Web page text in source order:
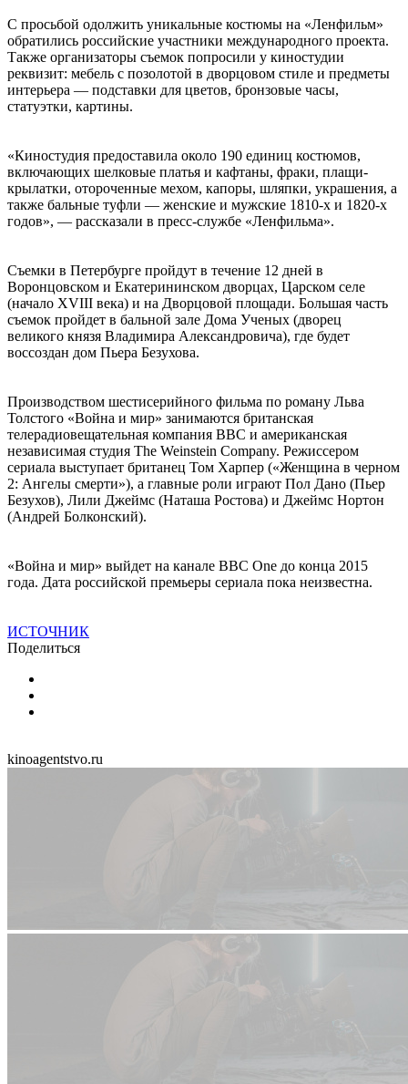
С просьбой одолжить уникальные костюмы на «Ленфильм»
обратились российские участники международного проекта.
Также организаторы съемок попросили у киностудии
реквизит: мебель с позолотой в дворцовом стиле и предметы
интерьера — подставки для цветов, бронзовые часы,
статуэтки, картины.
«Киностудия предоставила около 190 единиц костюмов,
включающих шелковые платья и кафтаны, фраки, плащи-
крылатки, отороченные мехом, капоры, шляпки, украшения, а
также бальные туфли — женские и мужские 1810-х и 1820-х
годов», — рассказали в пресс-службе «Ленфильма».
Съемки в Петербурге пройдут в течение 12 дней в
Воронцовском и Екатерининском дворцах, Царском селе
(начало XVIII века) и на Дворцовой площади. Большая часть
съемок пройдет в бальной зале Дома Ученых (дворец
великого князя Владимира Александровича), где будет
воссоздан дом Пьера Безухова.
Производством шестисерийного фильма по роману Льва
Толстого «Война и мир» занимаются британская
телерадиовещательная компания BBC и американская
независимая студия The Weinstein Company. Режиссером
сериала выступает британец Том Харпер («Женщина в черном
2: Ангелы смерти»), а главные роли играют Пол Дано (Пьер
Безухов), Лили Джеймс (Наташа Ростова) и Джеймс Нортон
(Андрей Болконский).
«Война и мир» выйдет на канале BBC One до конца 2015
года. Дата российской премьеры сериала пока неизвестна.
ИСТОЧНИК
Поделиться
kinoagentstvo.ru